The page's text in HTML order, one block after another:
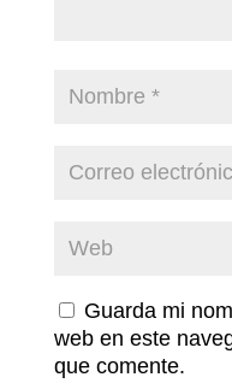
Guarda mi
web en este
que comente.